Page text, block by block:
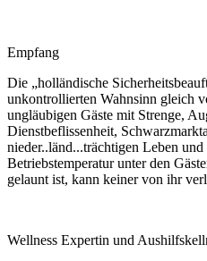
Empfang
Die „holländische
unkontrollierten Wahnsinn gleich
ungläubigen Gäste mit Strenge,
Dienstbeflissenheit,
nieder..länd...trächtigen Leben
Betriebstemperatur unter den
gelaunt ist, kann keiner von ihr
Wellness Expertin und